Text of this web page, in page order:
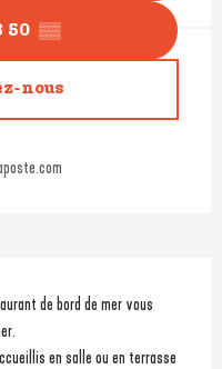
50 ▒▒
nous
de bord de mer vous